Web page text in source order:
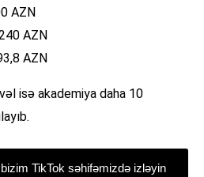
AZN
AZN
AZN
isə akademiya daha 10
TikTok səhifəmizdə izləyin